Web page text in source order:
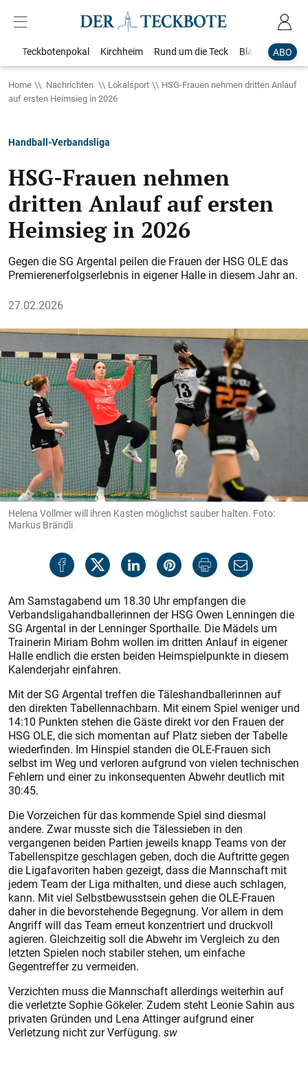
ABO
Teckbotenpokal Kirchheim Rund um die Teck Blaulicht
Home Nachrichten Lokalsport
HSG-Frauen nehmen dritten Anlauf
auf ersten Heimsieg in 2026
Handball-Verbandsliga
HSG-Frauen nehmen
dritten Anlauf auf ersten
Heimsieg in 2026
Gegen die SG Argental peilen die Frauen der HSG OLE das
Premierenerfolgserlebnis in eigener Halle in diesem Jahr an.
27.02.2026
Helena Vollmer will ihren Kasten möglichst sauber halten. Foto:
Markus Brändli
Am Samstagabend um 18.30 Uhr empfangen die
Verbandsligahandballerinnen der HSG Owen Lenningen die
SG Argental in der Lenninger Sporthalle. Die Mädels um
Trainerin Miriam Bohm wollen im dritten Anlauf in eigener
Halle endlich die ersten beiden Heimspielpunkte in diesem
Kalenderjahr einfahren.
Mit der SG Argental treffen die Täleshandballerinnen auf
den direkten Tabellennachbarn. Mit einem Spiel weniger und
14:10 Punkten stehen die Gäste direkt vor den Frauen der
HSG OLE, die sich momentan auf Platz sieben der Tabelle
wiederfinden. Im Hinspiel standen die OLE-Frauen sich
selbst im Weg und verloren aufgrund von vielen technischen
Fehlern und einer zu inkonsequenten Abwehr deutlich mit
30:45.
Die Vorzeichen für das kommende Spiel sind diesmal
andere. Zwar musste sich die Tälessieben in den
vergangenen beiden Partien jeweils knapp Teams von der
Tabellenspitze geschlagen geben, doch die Auftritte gegen
die Ligafavoriten haben gezeigt, dass die Mannschaft mit
jedem Team der Liga mithalten, und diese auch schlagen,
kann. Mit viel Selbstbewusstsein gehen die OLE-Frauen
daher in die bevorstehende Begegnung. Vor allem in dem
Angriff will das Team erneut konzentriert und druckvoll
agieren. Gleichzeitig soll die Abwehr im Vergleich zu den
letzten Spielen noch stabiler stehen, um einfache
Gegentreffer zu vermeiden.
Verzichten muss die Mannschaft allerdings weiterhin auf
die verletzte Sophie Gökeler. Zudem steht Leonie Sahin aus
privaten Gründen und Lena Attinger aufgrund einer
Verletzung nicht zur Verfügung. sw